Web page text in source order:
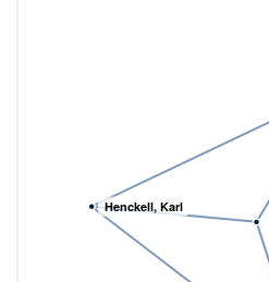
Henckell, Karl